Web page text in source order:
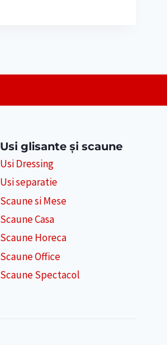
Usi glisante și scaune
Usi Dressing
Usi separatie
Scaune si Mese
Scaune Casa
Scaune Horeca
Scaune Office
Scaune Spectacol